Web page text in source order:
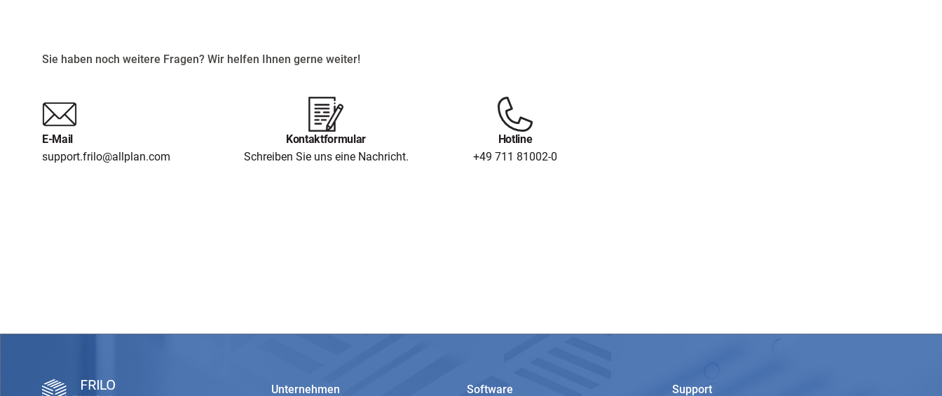
Sie haben noch weitere Fragen? Wir helfen Ihnen gerne weiter!
E-Mail
support.frilo@allplan.com
Kontaktformular
Schreiben Sie uns eine Nachricht.
Hotline
+49 711 81002-0
Unternehmen Software Support